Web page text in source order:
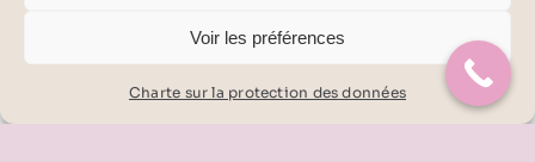
Voir les préférences
Charte sur la protection des données
Planifier votre essayage